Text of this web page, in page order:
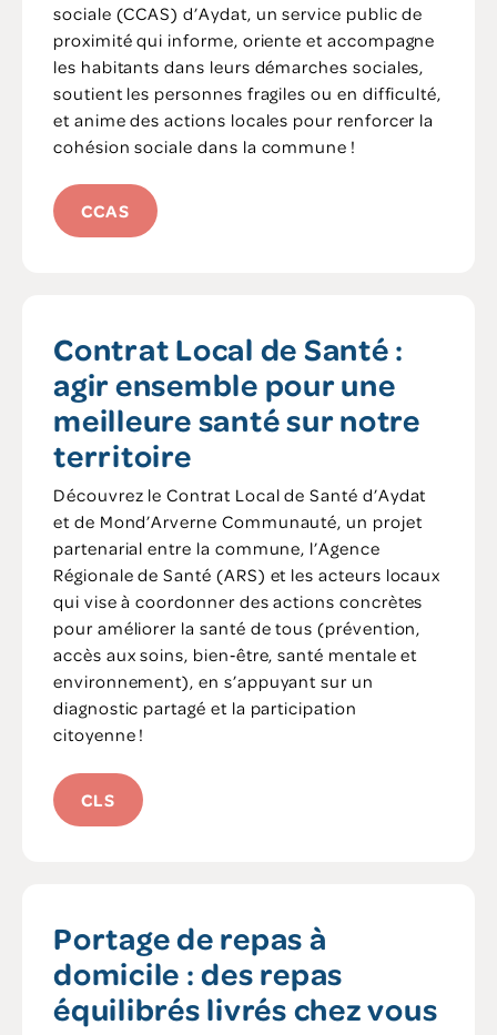
sociale (CCAS) d’Aydat, un service public de
proximité qui informe, oriente et accompagne
les habitants dans leurs démarches sociales,
soutient les personnes fragiles ou en difficulté,
et anime des actions locales pour renforcer la
cohésion sociale dans la commune !
CCAS
Contrat Local de Santé :
agir ensemble pour une
meilleure santé sur notre
territoire
Découvrez le Contrat Local de Santé d’Aydat
et de Mond’Arverne Communauté, un projet
partenarial entre la commune, l’Agence
Régionale de Santé (ARS) et les acteurs locaux
qui vise à coordonner des actions concrètes
pour améliorer la santé de tous (prévention,
accès aux soins, bien‑être, santé mentale et
environnement), en s’appuyant sur un
diagnostic partagé et la participation
citoyenne !
CLS
Portage de repas à
domicile : des repas
équilibrés livrés chez vous